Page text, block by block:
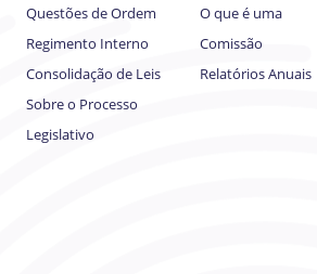
Questões de Ordem
Regimento Interno
Consolidação de Leis
Sobre o Processo
Legislativo
O que é uma
Comissão
Relatórios Anuais